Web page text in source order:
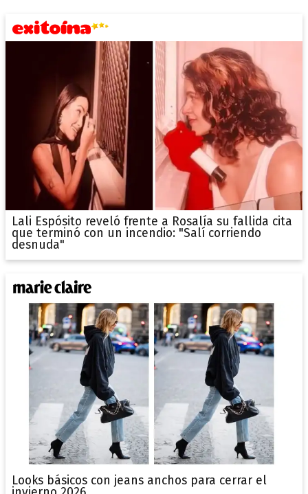
Lali Espósito reveló frente a Rosalía su fallida cita
que terminó con un incendio: "Salí corriendo
desnuda"
Looks básicos con jeans anchos para cerrar el